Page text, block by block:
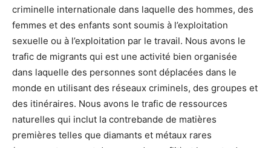
criminelle internationale dans laquelle des hommes, des
femmes et des enfants sont soumis à l’exploitation
sexuelle ou à l’exploitation par le travail. Nous avons le
trafic de migrants qui est une activité bien organisée
dans laquelle des personnes sont déplacées dans le
monde en utilisant des réseaux criminels, des groupes et
des itinéraires. Nous avons le trafic de ressources
naturelles qui inclut la contrebande de matières
premières telles que diamants et métaux rares